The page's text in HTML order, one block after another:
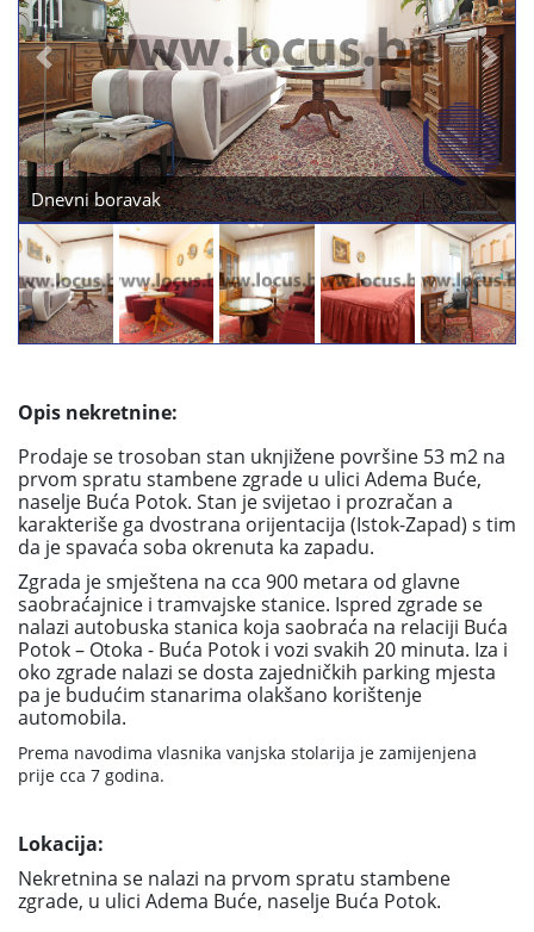
Spavaća soba sl1
Previous Next
Opis nekretnine:
Prodaje se trosoban stan uknjižene površine 53 m2 na
prvom spratu stambene zgrade u ulici Adema Buće,
naselje Buća Potok. Stan je svijetao i prozračan a
karakteriše ga dvostrana orijentacija (Istok-Zapad) s tim
da je spavaća soba okrenuta ka zapadu.
Zgrada je smještena na cca 900 metara od glavne
saobraćajnice i tramvajske stanice. Ispred zgrade se
nalazi autobuska stanica koja saobraća na relaciji Buća
Potok – Otoka - Buća Potok i vozi svakih 20 minuta. Iza i
oko zgrade nalazi se dosta zajedničkih parking mjesta
pa je budućim stanarima olakšano korištenje
automobila.
Prema navodima vlasnika vanjska stolarija je zamijenjena
prije cca 7 godina.
Lokacija:
Nekretnina se nalazi na prvom spratu stambene
zgrade, u ulici Adema Buće, naselje Buća Potok.